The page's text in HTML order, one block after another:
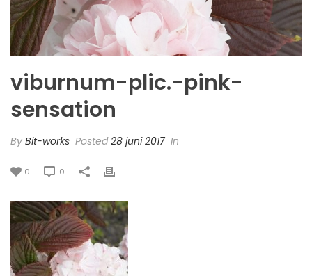
viburnum-plic.-pink-
sensation
By Bit-works Posted28 juni 2017 In
0 0